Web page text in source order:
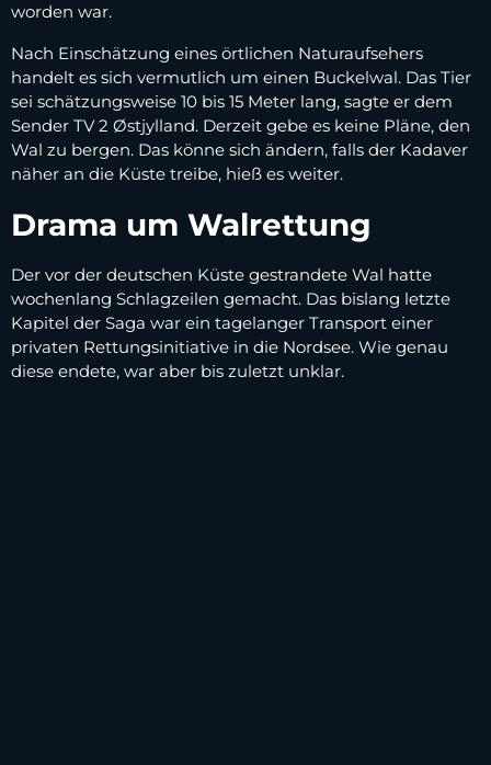
worden war.
Nach Einschätzung eines örtlichen Naturaufsehers
handelt es sich vermutlich um einen Buckelwal. Das Tier
sei schätzungsweise 10 bis 15 Meter lang, sagte er dem
Sender TV 2 Østjylland. Derzeit gebe es keine Pläne, den
Wal zu bergen. Das könne sich ändern, falls der Kadaver
näher an die Küste treibe, hieß es weiter.
Drama um Walrettung
Der vor der deutschen Küste gestrandete Wal hatte
wochenlang Schlagzeilen gemacht. Das bislang letzte
Kapitel der Saga war ein tagelanger Transport einer
privaten Rettungsinitiative in die Nordsee. Wie genau
diese endete, war aber bis zuletzt unklar.